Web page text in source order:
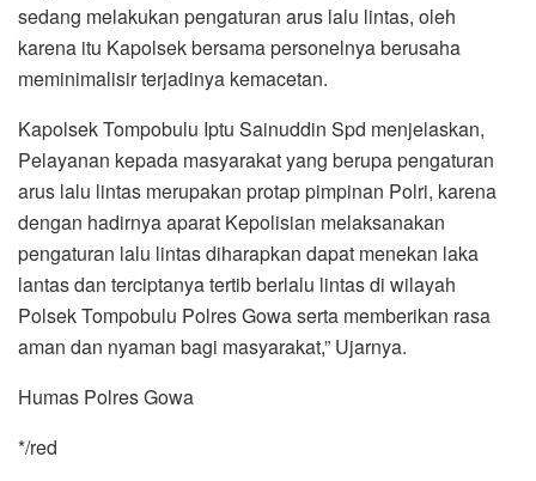
sedang melakukan pengaturan arus lalu lintas, oleh
karena itu Kapolsek bersama personelnya berusaha
meminimalisir terjadinya kemacetan.
Kapolsek Tompobulu Iptu Sainuddin Spd menjelaskan,
Pelayanan kepada masyarakat yang berupa pengaturan
arus lalu lintas merupakan protap pimpinan Polri, karena
dengan hadirnya aparat Kepolisian melaksanakan
pengaturan lalu lintas diharapkan dapat menekan laka
lantas dan terciptanya tertib berlalu lintas di wilayah
Polsek Tompobulu Polres Gowa serta memberikan rasa
aman dan nyaman bagi masyarakat,” Ujarnya.
Humas Polres Gowa
*/red